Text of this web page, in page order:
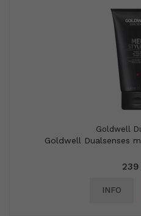
Goldwell
Goldwell Dualsenses
INFO